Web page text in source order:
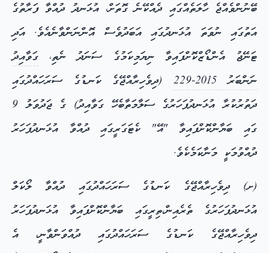
ބޭނުންވެއްޖެ ހާލަތެއްގައި ދެއްކޭނެ ގޮތަށް، އުޅަނދު ދުއްވާ ފަރާތުގެ
އަތުގައި ނުވަތަ އުޅަނދުގައި އަބަދުވެސް އޮންނަންވާނެއެވެ. އަދި
ޓަނޭޖު އެންޑޯޒްކޮށްފައިވާ ނިޔަމިކަމުގެ ސަނަދު ނެތި، ގަވާއިދު
ނަންބަރު 2015-229
(ދިވެހިރާއްޖޭގެ ކަނޑުގެ ސަރަހައްދުގައި
ދަތުރުކުރާ އުޅަނދުފަހަރުގެ ސަލާމަތާބެހޭ ގަވާއިދު) ގެ ޖަދުވަލު 9
ގައި ބަޔާންކޮށްފައިވާ "އޭ" ކެޓަގަރީގައި ދުއްވާ އުޅަނދުފަހަރު
ދުއްވުމަކީ މަނާކަމެކެވެ.
(ށ) ދިވެހިރާއްޖޭގެ ކަނޑުގެ ސަރަހައްދުގައި ދުއްވާ ލޯކަލް
އުޅަނދުފަހަރުގެ ތެރެއިން،ތިރީގައި ބަޔާންކޮށްފައިވާ އުޅަނދުފަހަރު
ދިވެހިރާއްޖޭގެ ކަނޑުގެ ސަރަހައްދުގައި ދުއްވަންވާނީ، އެ